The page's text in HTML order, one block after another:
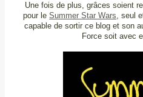
Une fois de plus, grâces soient
pour leSummer Star Wars, seul
capable de sortir ce blog et son
Force soit avec